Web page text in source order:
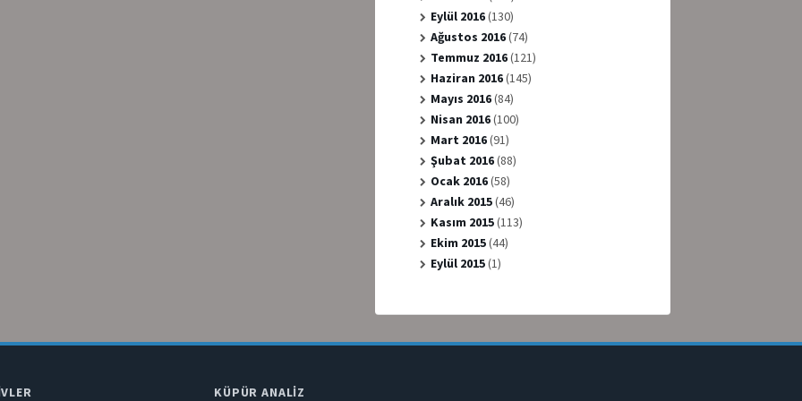
Eylül 2016(130)
Ağustos 2016(74)
Temmuz 2016(121)
Haziran 2016(145)
Mayıs 2016(84)
Nisan 2016(100)
Mart 2016(91)
Şubat 2016(88)
Ocak 2016(58)
Aralık 2015(46)
Kasım 2015(113)
Ekim 2015(44)
Eylül 2015(1)
KÜPÜR ANALIZ